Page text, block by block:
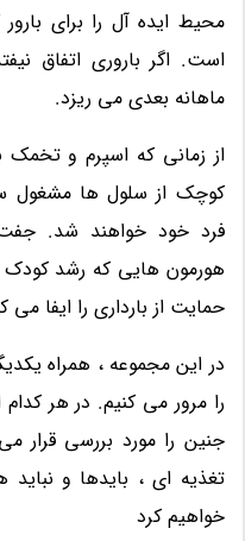
محیط ایده آل را برای
است. اگر باروری اتفاق
ماهانه بعدی می ریزد.
از زمانی که اسپرم و
کوچک از سلول ها مشغول
فرد خود خواهند شد. جفت
هورمون هایی که رشد کودک
حمایت از بارداری را ایفا می
را مرور می کنیم. در هر
جنین را مورد بررسی
تغذیه ای ، بایدها و
خواهیم کرد